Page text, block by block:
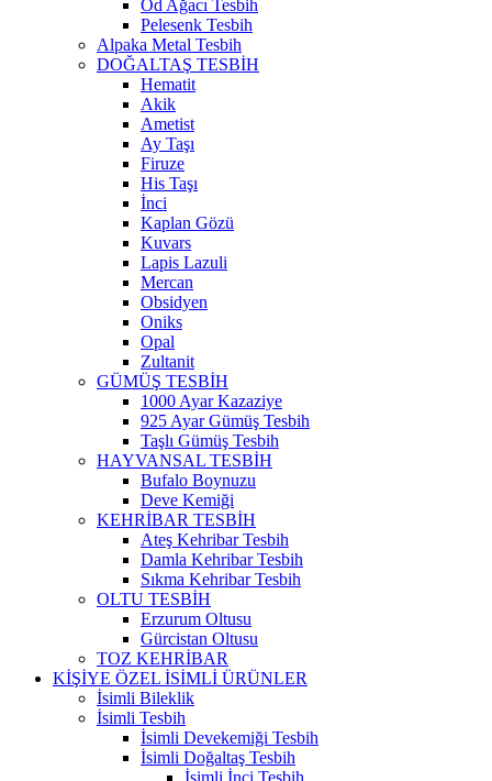
Öd Ağacı Tesbih
Pelesenk Tesbih
Alpaka Metal Tesbih
DOĞALTAŞ TESBİH
Hematit
Akik
Ametist
Ay Taşı
Firuze
His Taşı
İnci
Kaplan Gözü
Kuvars
Lapis Lazuli
Mercan
Obsidyen
Oniks
Opal
Zultanit
GÜMÜŞ TESBİH
1000 Ayar Kazaziye
925 Ayar Gümüş Tesbih
Taşlı Gümüş Tesbih
HAYVANSAL TESBİH
Bufalo Boynuzu
Deve Kemiği
KEHRİBAR TESBİH
Ateş Kehribar Tesbih
Damla Kehribar Tesbih
Sıkma Kehribar Tesbih
OLTU TESBİH
Erzurum Oltusu
Gürcistan Oltusu
TOZ KEHRİBAR
KİŞİYE ÖZEL İSİMLİ ÜRÜNLER
İsimli Bileklik
İsimli Tesbih
İsimli Devekemiği Tesbih
İsimli Doğaltaş Tesbih
İsimli İnci Tesbih